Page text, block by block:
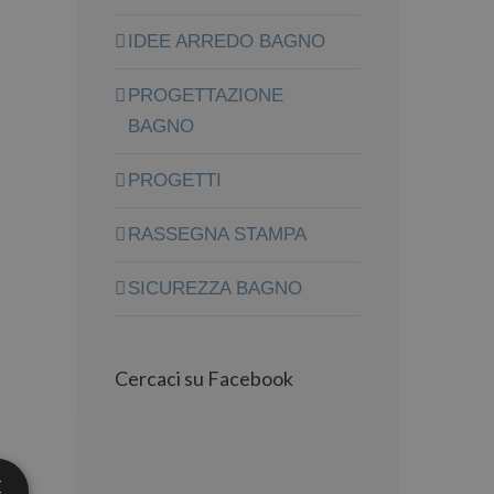
IDEE ARREDO BAGNO
PROGETTAZIONE
BAGNO
PROGETTI
RASSEGNA STAMPA
SICUREZZA BAGNO
Cercaci su Facebook